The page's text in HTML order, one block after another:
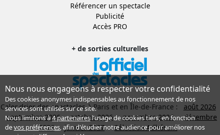
Référencer un spectacle
Publicité
Accès PRO
+ de sorties culturelles
Calendrier des spectacles à Paris et en Île-de-France :
août 2026
septembre 2026
octobre 2026 novembre 2026
décembre
2026
janvier 2027 Sélection Adhérent
Nous nous engageons à respecter votre confidentialité
Des cookies anonymes indispensables au fonctionnement de nos
services sont utilisés sur ce site.
Nous limitons à4 partenairesl’usage de cookies tiers, en fonction
devos préférences, afin d'étudier notre audience pour améliorer nos